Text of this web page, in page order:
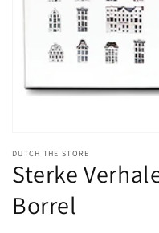
media
in
modal
DUTCH THE STORE
Sterke
Borrel